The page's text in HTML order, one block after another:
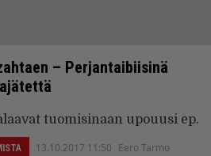
– Perjantaibiisinä
tuomisinaan upouusi ep.
13.10.2017 11:50 Eero Tarmo